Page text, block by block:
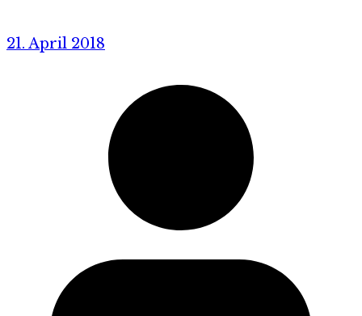
21. April 2018